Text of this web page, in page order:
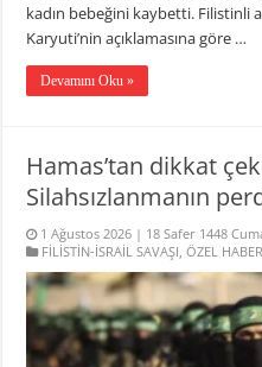
kadın bebeğini kaybetti. Filistinli
Karyuti’nin açıklamasına göre …
Devamını Oku »
Hamas’tan dikkat
Silahsızlanmanın
1 Ağustos 2026 | 18 Safer 1448
FİLİSTİN-İSRAİL SAVAŞI ,ÖZEL HABER